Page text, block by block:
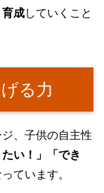
育成していくこと
る力
、子供の自主性
たい！」「でき
ています。